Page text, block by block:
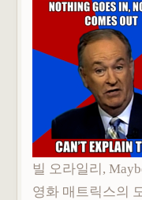
빌 오라일리,
영화 매트릭스의